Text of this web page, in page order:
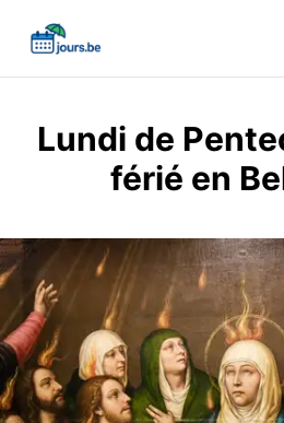
Lundi de
férié en